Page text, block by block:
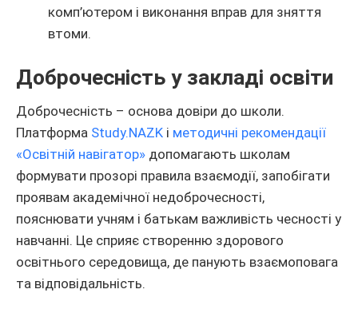
комп’ютером і виконання вправ для зняття
втоми.
Доброчесність у закладі освіти
Доброчесність – основа довіри до школи.
Платформа Study.NAZK і методичні рекомендації
«Освітній навігатор» допомагають школам
формувати прозорі правила взаємодії, запобігати
проявам академічної недоброчесності,
пояснювати учням і батькам важливість чесності у
навчанні. Це сприяє створенню здорового
освітнього середовища, де панують взаємоповага
та відповідальність.